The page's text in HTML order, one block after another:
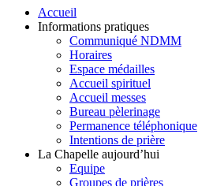
Accueil
Informations pratiques
Communiqué NDMM
Horaires
Espace médailles
Accueil spirituel
Accueil messes
Bureau pèlerinage
Permanence téléphonique
Intentions de prière
La Chapelle aujourd’hui
Equipe
Groupes de prières